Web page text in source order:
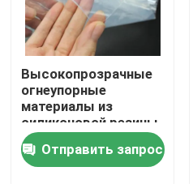
Дома
О Компании
Контакты
Высокопрозрачные
огнеупорные
материалы из
силиконовой резины
8,5 МПа для пищевой
промышленности
Отправить запрос